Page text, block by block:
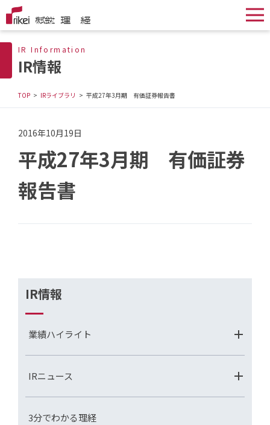
IR Information
IR情報
TOP IRライブラリ 平成27年3月期 有価証券報告書
IR情報
業績ハイライト
IRニュース
3分でわかる理経
2016年10月19日
平成27年3月期 有価証券
報告書